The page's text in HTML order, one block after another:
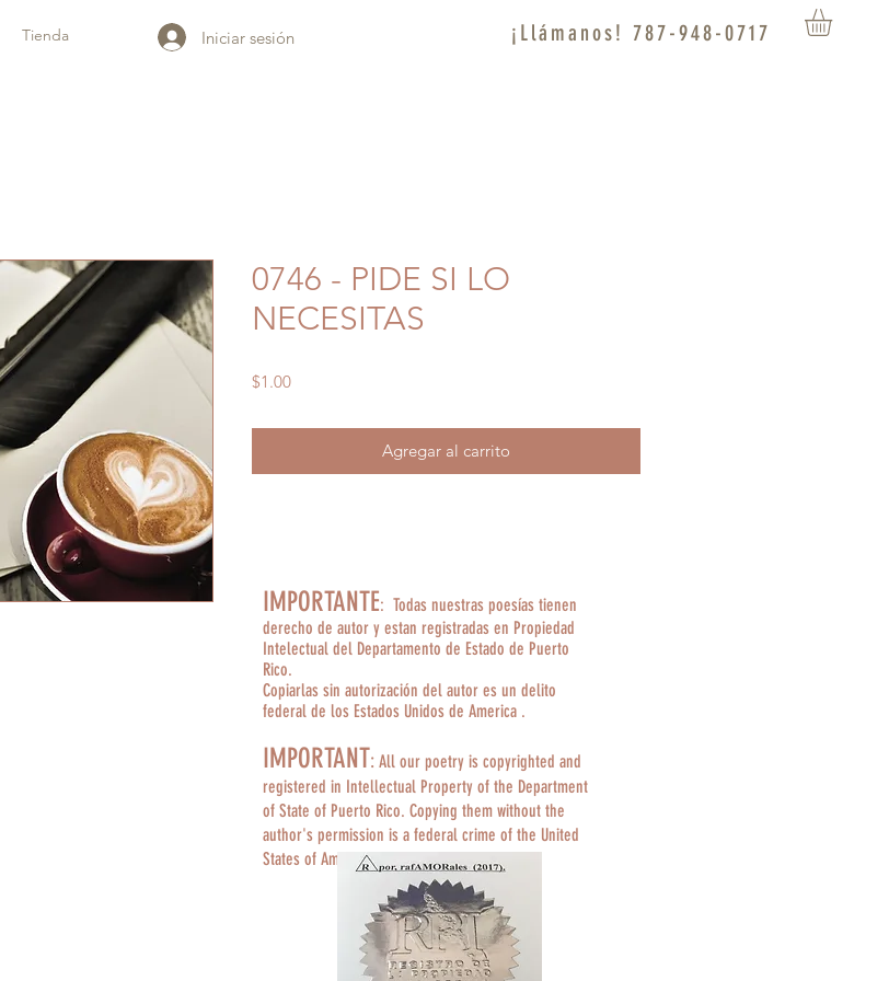
Tienda Iniciar sesión ¡Llámanos! 787-948-0717
0746 - PIDE SI LO
NECESITAS
$1.00Precio
Agregar al carrito
IMPORTANTE: Todas nuestras poesías tienen
derecho de autor y estan registradas en Propiedad
Intelectual del Departamento de Estado de Puerto
Rico.
Copiarlas sin autorización del autor es un delito
federal de los Estados Unidos de America .
IMPORTANT: All our poetry is copyrighted and
registered in Intellectual Property of the Department
of State of Puerto Rico. Copying them without the
author's permission is a federal crime of the United
States of America.